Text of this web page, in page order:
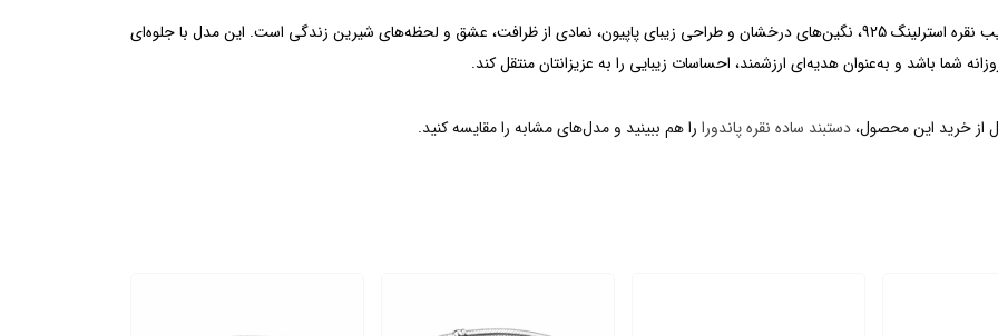
دستبند پاندورا مدل Sparkling Bow Slider Bracelet با ترکیب نقره استرلینگ 925، نگین‌های درخشان و طراحی زیبای پاپیون، نمادی از ظرافت، عشق و لحظه‌های شیرین زندگی است. این مدل با جلوه‌ای
شما باشد و به‌عنوان هدیه‌ای ارزشمند، احساسات زیبایی را به عزیزانتان منتقل کند.
از خرید این محصول،دستبند ساده نقره پاندورا را هم ببینید و مدل‌های مشابه را مقایسه کنید.